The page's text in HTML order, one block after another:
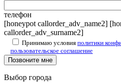
телефон
[honeypot callorder_adv_name2]
callorder_adv_surname2]
Принимаю условия политики
пользовательское соглашение
Выбор города